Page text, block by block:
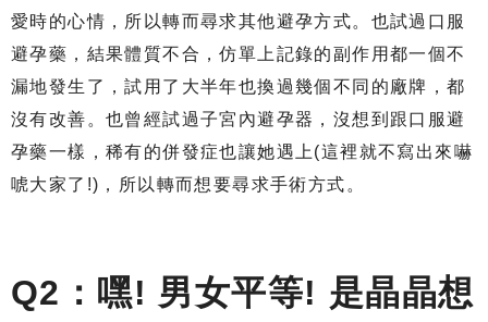
愛時的心情，所以轉而尋求其他避孕方式。也試過口服
避孕藥，結果體質不合，仿單上記錄的副作用都一個不
漏地發生了，試用了大半年也換過幾個不同的廠牌，都
沒有改善。也曾經試過子宮內避孕器，沒想到跟口服避
孕藥一樣，稀有的併發症也讓她遇上(這裡就不寫出來嚇
唬大家了!)，所以轉而想要尋求手術方式。
Q2：嘿! 男女平等! 是晶晶想